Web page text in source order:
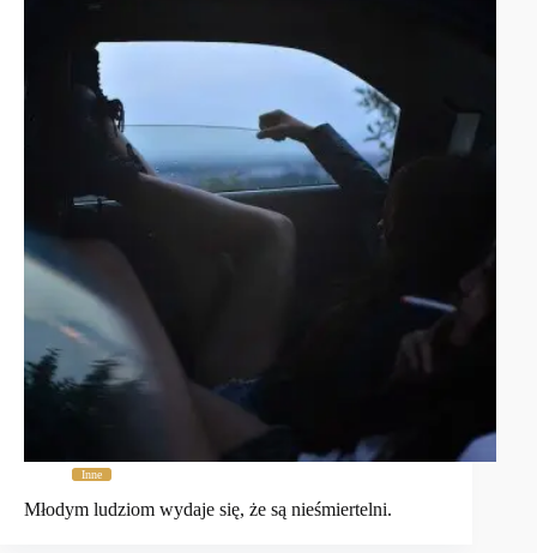
Inne
Młodym ludziom wydaje się, że są nieśmiertelni.